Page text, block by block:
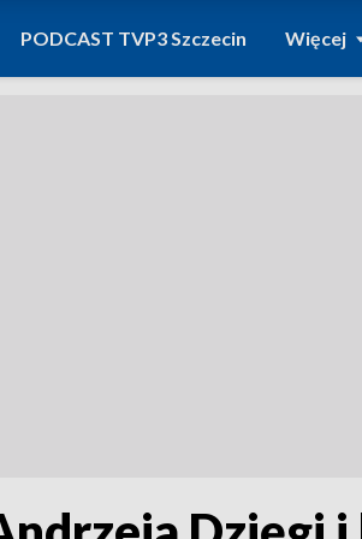
PODCAST TVP3 Szczecin Więcej